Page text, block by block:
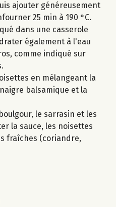
ajouter généreusement
25 min à 190 °C.
dans une casserole
également à l'eau
comme indiqué sur
en mélangeant la
balsamique et la
le sarrasin et les
la sauce, les noisettes
fraîches (coriandre,